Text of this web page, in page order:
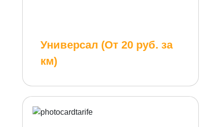
Универсал (От 20 руб. за
км)